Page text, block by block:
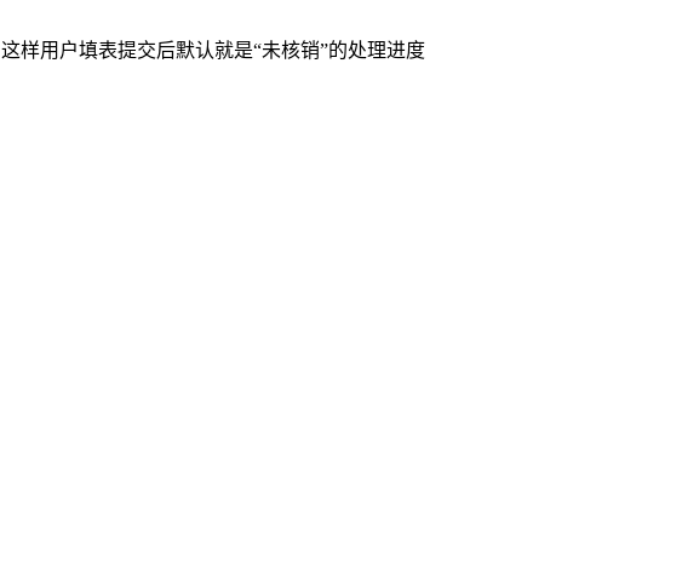
样用户填表提交后默认就是“未核销”的处理进度